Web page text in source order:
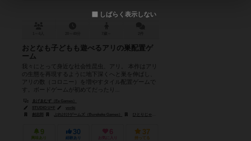
おとなも子どもも遊べるアリの巣配置ゲ
ーム
我々にとって身近な社会性昆虫、アリ。 本作はアリ
の生態を再現するように地下深くへと巣を伸ばし、
アリの数（コロニー）を増やすタイル配置ゲームで
す。ボードゲームが初めてだったり...
ゑげゑむず（Ee Games）
STUDIO U×F
yoriki
創志郎
​ぶれけけゲームズ（Burekeke Games） ひとりじゃ、生きられない。（Hitorija Ikirarenai）
9
興味あり
30
経験あり
6
お気に入り
37
持ってる
しばらく表示しない